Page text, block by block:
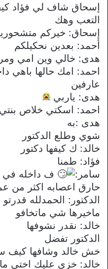
إسحاق شاف لي فؤاد
التعب وهك
إسحاق: خيركم
أحمد: بعدين نحكيلكم
هدى: خالي وين امي
احمد: امك حالها باهي
عارفين
هدى: ياربي
احمد: اسكتي خلاص
هدى :به
شوي وطلع الدكتور
خالد: ك كيفها دكتور
فؤاد: طمنا
سامر:
ف داخله في
حارق اعصابه اكثر من
الدكتور: الحمدلله
ماخيرها شي ماتخافو
خالد: نقدر نشوفها
الدكتور تفضل
خش خالد وشافها كيف
خالد: خزي عليك اختي